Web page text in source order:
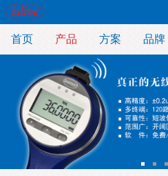
首页 产品 方案 品牌